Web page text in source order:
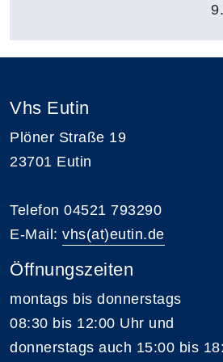
Vhs Eutin
Plöner Straße 19
23701 Eutin
Telefon 04521 793290
E-Mail: vhs(at)eutin.de
Öffnungszeiten
montags bis donnerstags
08:30 bis 12:00 Uhr und
donnerstags auch 15:00 bis